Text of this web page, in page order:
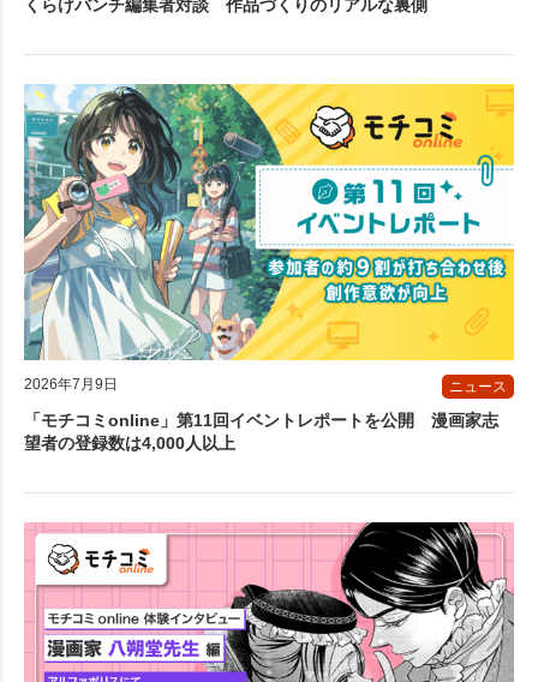
くらげバンチ編集者対談 作品づくりのリアルな裏側
2026年7月9日 ニュース
「モチコミonline」第11回イベントレポートを公開 漫画家志
望者の登録数は4,000人以上